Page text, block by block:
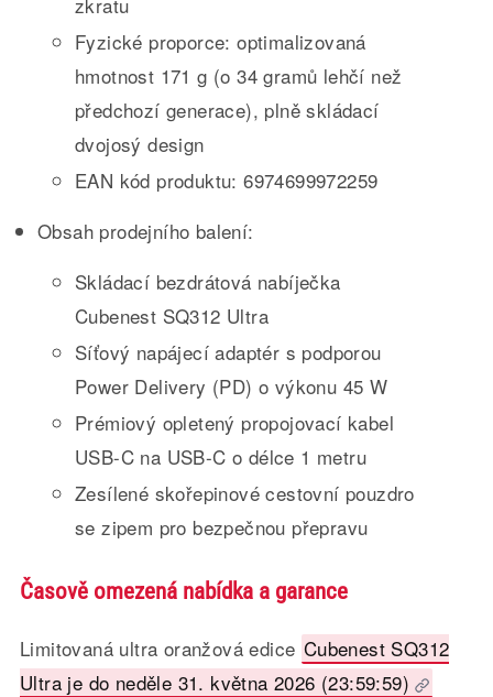
Fyzické proporce: optimalizovaná
hmotnost 171 g (o 34 gramů lehčí než
předchozí generace), plně skládací
dvojosý design
EAN kód produktu: 6974699972259
Obsah prodejního balení:
Skládací bezdrátová nabíječka
Cubenest SQ312 Ultra
Síťový napájecí adaptér s podporou
Power Delivery (PD) o výkonu 45 W
Prémiový opletený propojovací kabel
USB-C na USB-C o délce 1 metru
Zesílené skořepinové cestovní pouzdro
se zipem pro bezpečnou přepravu
Časově omezená nabídka a garance
Limitovaná ultra oranžová edice Cubenest SQ312
Ultra je do neděle 31. května 2026 (23:59:59)